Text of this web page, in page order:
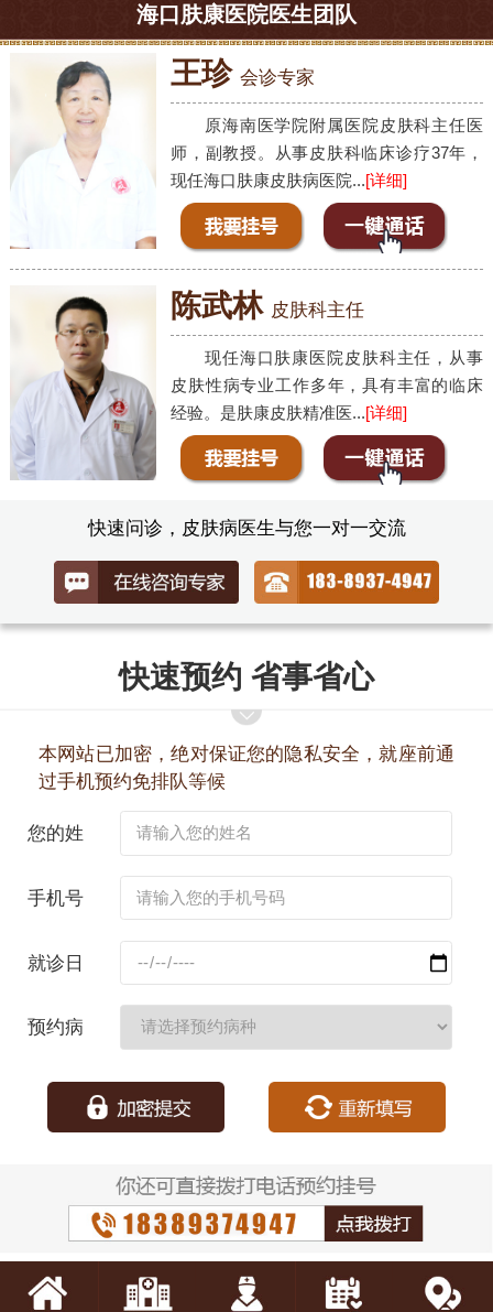
海口肤康医院医生团队
王珍 会诊专家
原海南医学院附属医院皮肤科主任医
师，副教授。从事皮肤科临床诊疗37年，
现任海口肤康皮肤病医院...[详细]
陈武林 皮肤科主任
现任海口肤康医院皮肤科主任，从事
皮肤性病专业工作多年，具有丰富的临床
经验。是肤康皮肤精准医...[详细]
快速问诊，皮肤病医生与您一对一交流
快速预约 省事省心
本网站已加密，绝对保证您的隐私安全，就座前通
过手机预约免排队等候
您的姓
手机号
就诊日
预约病